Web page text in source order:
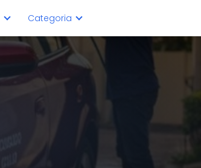
Categoria